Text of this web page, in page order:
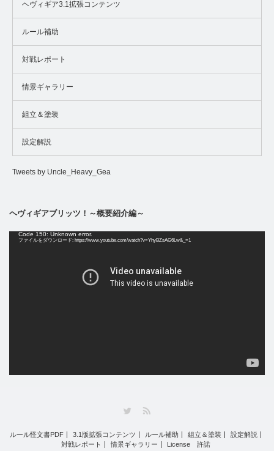
ヘヴィギア3.1拡張コンテンツ
ルール補助
対戦レポート
情景ギャラリー
組立＆塗装
設定解説
Tweets by Uncle_Heavy_Gea
ヘヴィギアブリッツ！～概要紹介編～
Code 150: Unknown error.
ファイルをダウンロード: https://www.youtube.com/watch?v=YhyBZsAG6Lw&_=1
ルール怪文書PDF 3.1版拡張コンテンツ ルール補助 組立＆塗装
設定解説
対戦レポート
情景ギャラリー License 許諾